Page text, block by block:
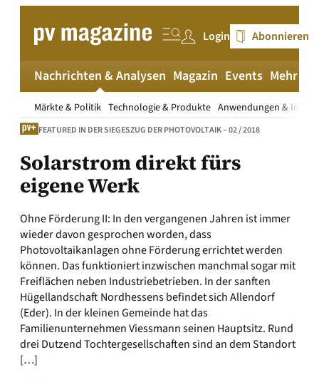
springen
Login Abonnieren
Nachrichten & Analysen
Märkte & Politik Technologie & Produkte Anwendungen &
Magazin Events Mehr
FEATURED IN DER SIEGESZUG DER PHOTOVOLTAIK – 02 / 2018
Solarstrom direkt fürs
eigene Werk
Ohne Förderung II: In den vergangenen Jahren ist immer
wieder davon gesprochen worden, dass
Photovoltaikanlagen ohne Förderung errichtet werden
können. Das funktioniert inzwischen manchmal sogar mit
Freiflächen neben Industriebetrieben. In der sanften
Hügellandschaft Nordhessens befindet sich Allendorf
(Eder). In der kleinen Gemeinde hat das
Familienunternehmen Viessmann seinen Hauptsitz. Rund
drei Dutzend Tochtergesellschaften sind an dem Standort
[…]